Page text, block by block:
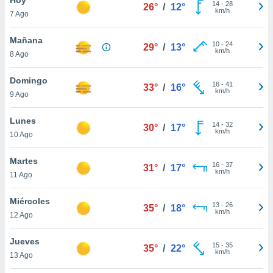
en
más
nuestra
de
cookies
aceptar
7 Ago
26° / 12° 14- 28
km/h
Mañana
8 Ago
29° / 13° 10- 24
km/h
Domingo
9 Ago
33° / 16° 16- 41
km/h
Lunes
10 Ago
30° / 17° 14- 32
km/h
Martes
11 Ago
31° / 17° 16- 37
km/h
Miércoles
12 Ago
35° / 18° 13- 26
km/h
Jueves
13 Ago
35° / 22° 15- 35
km/h